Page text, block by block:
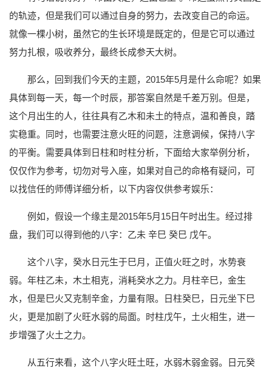
的轨迹，但是我们可以通过自身的努力，去改变自己的命运。
就像一棵小树，虽然它的生长环境是既定的，但是它可以通过
努力扎根，吸收养分，最终长成参天大树。
那么，回到我们今天的主题，2015年5月是什么命呢？如果
具体到每一天，每一个时辰，那答案自然是千差万别。但是，
这个月出生的人，往往具有乙木和未土的特点，温和善良，踏
实稳重。同时，也需要注意火旺的问题，注意调候，保持八字
的平衡。需要具体到日柱和时柱分析，下面给大家举例分析，
仅仅作为参考，切勿对号入座，如果对自己的命格有疑问，可
以找信任的师傅详细分析，以下内容仅供参考娱乐：
例如，假设一个缘主是2015年5月15日午时出生。经过排
盘，我们可以得到他的八字：乙未 辛巳 癸巳 戊午。
这个八字，癸水日元生于巳月，正值火旺之时，水势衰
弱。年柱乙未，木土相克，消耗癸水之力。月柱辛巳，金生
水，但是巳火又克制辛金，力量有限。日柱癸巳，日元坐下巳
火，更是加剧了火旺水弱的局面。时柱戊午，土火相生，进一
步增强了火土之力。
从五行来看，这个八字火旺土旺，水弱木弱金弱。日元癸